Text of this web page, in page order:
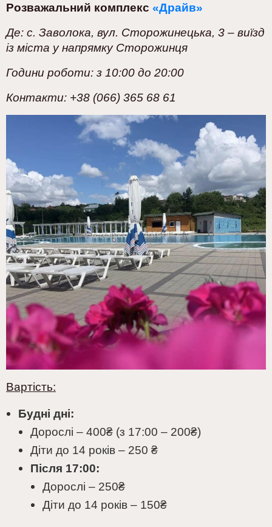
Розважальний комплекс «Драйв»
Де: с. Заволока, вул. Сторожинецька, 3 – виїзд
із міста у напрямку Сторожинця
Години роботи: з 10:00 до 20:00
Контакти: +38 (066) 365 68 61
Вартість:
Будні дні:
Дорослі – 400₴ (з 17:00 – 200₴)
Діти до 14 років – 250 ₴
Після 17:00:
Дорослі – 250₴
Діти до 14 років – 150₴